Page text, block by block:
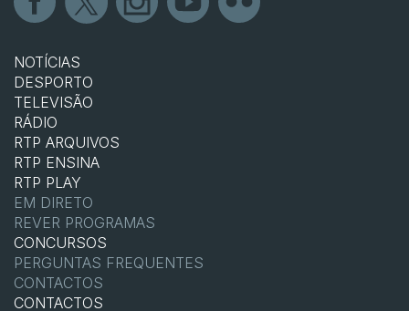
NOTÍCIAS
DESPORTO
TELEVISÃO
RÁDIO
RTP ARQUIVOS
RTP ENSINA
RTP PLAY
EM DIRETO
REVER PROGRAMAS
CONCURSOS
PERGUNTAS FREQUENTES
CONTACTOS
CONTACTOS